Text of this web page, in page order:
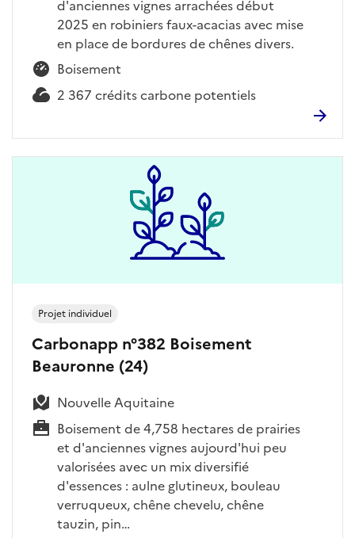
d'anciennes vignes arrachées début
2025 en robiniers faux-acacias avec mise
en place de bordures de chênes divers.
Boisement
2 367 crédits carbone potentiels
Carbonapp n°382 Boisement
Beauronne (24)
Nouvelle Aquitaine
Boisement de 4,758 hectares de prairies
et d'anciennes vignes aujourd'hui peu
valorisées avec un mix diversifié
d'essences : aulne glutineux, bouleau
verruqueux, chêne chevelu, chêne
tauzin, pin…
Projet individuel